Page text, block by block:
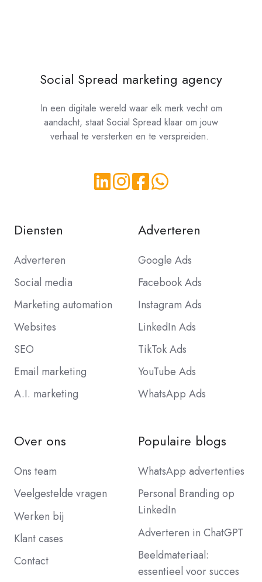
Social Spread marketing agency
In een digitale wereld waar elk merk vecht om
aandacht, staat Social Spread klaar om jouw
verhaal te versterken en te verspreiden.
Diensten
Adverteren
Social media
Marketing automation
Websites
SEO
Email marketing
A.I. marketing
Adverteren
Google Ads
Facebook Ads
Instagram Ads
LinkedIn Ads
TikTok Ads
YouTube Ads
WhatsApp Ads
Over ons
Ons team
Veelgestelde vragen
Werken bij
Klant cases
Contact
Populaire blogs
WhatsApp advertenties
Personal Branding op
LinkedIn
Adverteren in ChatGPT
Beeldmateriaal:
essentieel voor succes